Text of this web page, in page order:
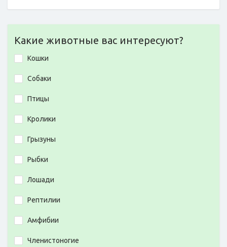
Какие животные вас интересуют?
Кошки
Собаки
Птицы
Кролики
Грызуны
Рыбки
Лошади
Рептилии
Амфибии
Членистоногие